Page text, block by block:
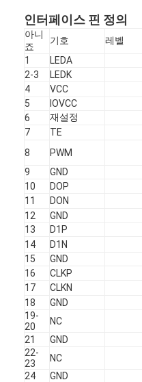
우리 에 관한 것
공장 투어
품질 관리
저희와 연락
뉴스
사례
견적 요청
TFT LCD 디스플레이
정사각형 LCD 디스플레
원형 LCD 디스플레이
인터페이스 핀 정의
아니
죠
기호 레벨
1
LEDA
2-3
LEDK
4
VCC
5
IOVCC
6
재설정
7
TE
8
PWM
9
GND
10
DOP
11
DON
12
GND
13
D1P
14
D1N
15
GND
16
CLKP
17
CLKN
18
GND
19-
20
NC
21
GND
22-
23
NC
24
GND